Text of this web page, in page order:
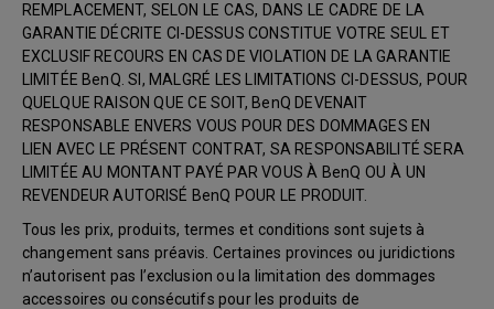
REMPLACEMENT, SELON LE CAS, DANS LE CADRE DE LA
GARANTIE DÉCRITE CI-DESSUS CONSTITUE VOTRE SEUL ET
EXCLUSIF RECOURS EN CAS DE VIOLATION DE LA GARANTIE
LIMITÉE BenQ. SI, MALGRÉ LES LIMITATIONS CI-DESSUS, POUR
QUELQUE RAISON QUE CE SOIT, BenQ DEVENAIT
RESPONSABLE ENVERS VOUS POUR DES DOMMAGES EN
LIEN AVEC LE PRÉSENT CONTRAT, SA RESPONSABILITÉ SERA
LIMITÉE AU MONTANT PAYÉ PAR VOUS À BenQ OU À UN
REVENDEUR AUTORISÉ BenQ POUR LE PRODUIT.
Tous les prix, produits, termes et conditions sont sujets à
changement sans préavis. Certaines provinces ou juridictions
n’autorisent pas l’exclusion ou la limitation des dommages
accessoires ou consécutifs pour les produits de